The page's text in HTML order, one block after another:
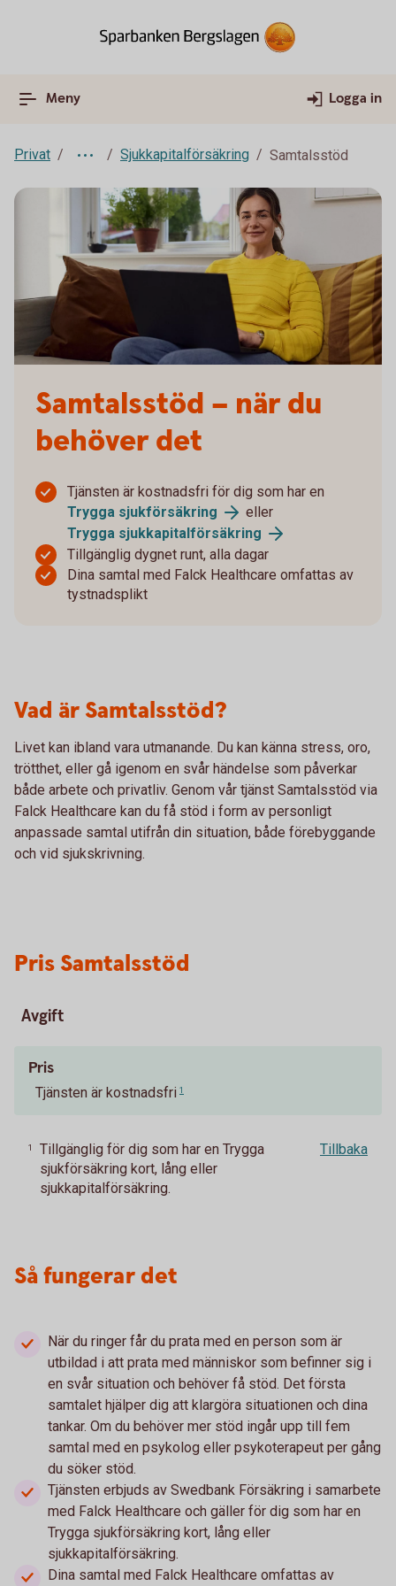
Meny Logga in
Privat Sjukkapitalförsäkring Samtalsstöd
Samtalsstöd – när du
behöver det
Tjänsten är kostnadsfri för dig som har en
Trygga sjukförsäkring
eller
Trygga sjukkapitalförsäkring
Tillgänglig dygnet runt, alla dagar
Dina samtal med Falck Healthcare omfattas av
tystnadsplikt
Vad är Samtalsstöd?
Livet kan ibland vara utmanande. Du kan känna stress, oro,
trötthet, eller gå igenom en svår händelse som påverkar
både arbete och privatliv. Genom vår tjänst Samtalsstöd via
Falck Healthcare kan du få stöd i form av personligt
anpassade samtal utifrån din situation, både förebyggande
och vid sjukskrivning.
Pris Samtalsstöd
Avgift
Pris
Tjänsten är kostnadsfri 1
1
Tillgänglig för dig som har en Trygga
sjukförsäkring kort, lång eller
sjukkapitalförsäkring.
Tillbaka
Så fungerar det
När du ringer får du prata med en person som är
utbildad i att prata med människor som befinner sig i
en svår situation och behöver få stöd. Det första
samtalet hjälper dig att klargöra situationen och dina
tankar. Om du behöver mer stöd ingår upp till fem
samtal med en psykolog eller psykoterapeut per gång
du söker stöd.
Tjänsten erbjuds av Swedbank Försäkring i samarbete
med Falck Healthcare och gäller för dig som har en
Trygga sjukförsäkring kort, lång eller
sjukkapitalförsäkring.
Dina samtal med Falck Healthcare omfattas av